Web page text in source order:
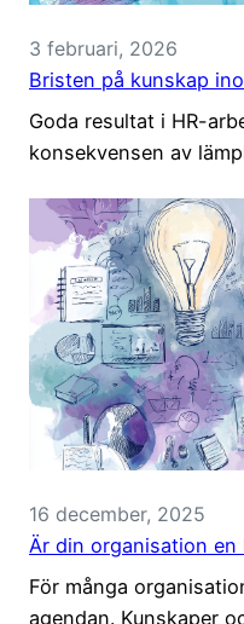
3 februari, 2026
Bristen på kunskap
Goda resultat i HR-
konsekvensen av
16 december, 2025
Är din organisation
För många
agendan. Kunskaper